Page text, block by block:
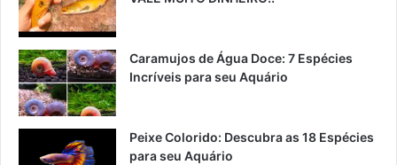
Caramujos de Água Doce: 7 Espécies
Incríveis para seu Aquário
Peixe Colorido: Descubra as 18 Espécies
para seu Aquário